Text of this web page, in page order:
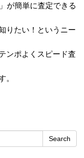
が簡単に査定できる
りたい！というニー
ンポよくスピード査
。
Search